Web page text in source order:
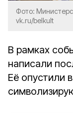
Фото:
vk.ru/belkult
В рамках
написали
Её опустили